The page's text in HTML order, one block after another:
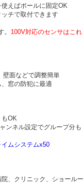
えばポールに固定OK
チで取付できます
100V対応のセンサはこれ
壁面などで調整簡単
窓の防犯に最適
もOK
ンネル設定でグループ分も
ムシステムx50
、クリニック、ショールー